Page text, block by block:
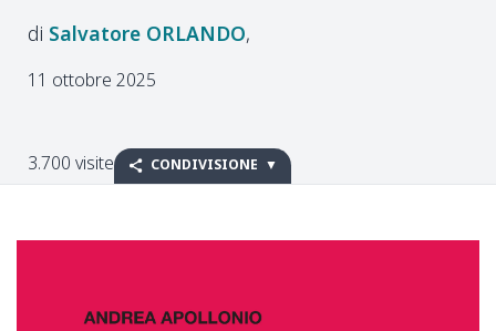
Salvatore ORLANDO
11 ottobre 2025
3.700 visite CONDIVISIONE